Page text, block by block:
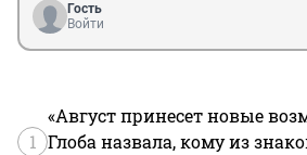
Гость
Войти
1
«Август принесет новые
Глоба назвала, кому из